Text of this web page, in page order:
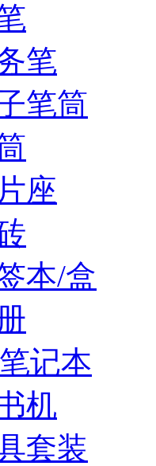
笔
笔筒
座
本/盒
记本
机
套装